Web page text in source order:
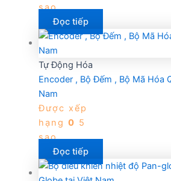
sao
Đọc tiếp
Tự Động Hóa
Encoder , Bộ Đếm , Bộ Mã Hóa
Nam
Được xếp
hạng 0 5
sao
Đọc tiếp